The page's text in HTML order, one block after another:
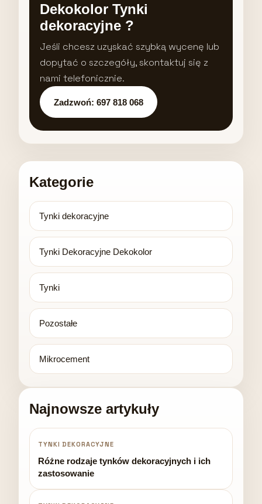
Dekokolor Tynki
dekoracyjne ?
Jeśli chcesz uzyskać szybką wycenę lub
dopytać o szczegóły, skontaktuj się z
nami telefonicznie.
Zadzwoń: 697 818 068
Kategorie
Tynki dekoracyjne
Tynki Dekoracyjne Dekokolor
Tynki
Pozostałe
Mikrocement
Najnowsze artykuły
TYNKI DEKORACYJNE
Różne rodzaje tynków dekoracyjnych i ich
zastosowanie